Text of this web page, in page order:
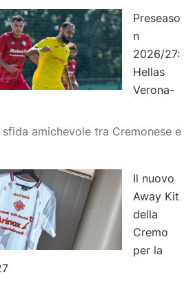
Preseaso
n
2026/27:
Hellas
Verona-
amichevole tra Cremonese e
Il nuovo
Away Kit
della
Cremo
per la